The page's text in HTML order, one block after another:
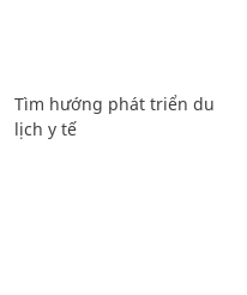
Tìm hướng phát triển du
lịch y tế